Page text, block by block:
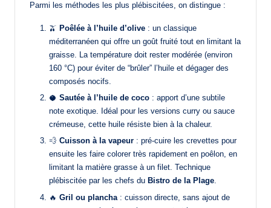
Parmi les méthodes les plus plébiscitées, on distingue :
🫒 Poêlée à l’huile d’olive : un classique
méditerranéen qui offre un goût fruité tout en limitant la
graisse. La température doit rester modérée (environ
160 °C) pour éviter de “brûler” l’huile et dégager des
composés nocifs.
🥥 Sautée à l’huile de coco : apport d’une subtile
note exotique. Idéal pour les versions curry ou sauce
crémeuse, cette huile résiste bien à la chaleur.
💨 Cuisson à la vapeur : pré-cuire les crevettes pour
ensuite les faire colorer très rapidement en poêlon, en
limitant la matière grasse à un filet. Technique
plébiscitée par les chefs du Bistro de la Plage.
🔥 Gril ou plancha : cuisson directe, sans ajout de